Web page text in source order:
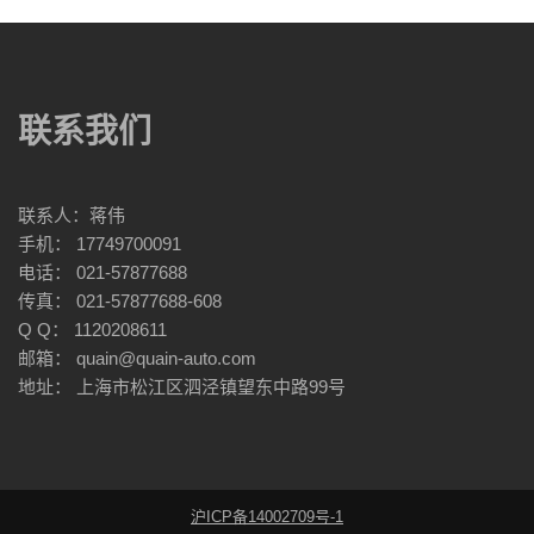
联系我们
联系人：蒋伟
手机： 17749700091
电话： 021-57877688
传真： 021-57877688-608
Q Q： 1120208611
邮箱： quain@quain-auto.com
地址： 上海市松江区泗泾镇望东中路99号
沪ICP备14002709号-1